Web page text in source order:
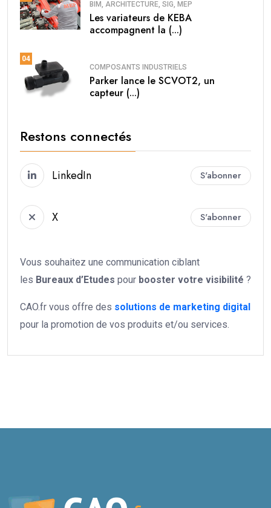
BIM, ARCHITECTURE, SIG, MEP
Les variateurs de KEBA
accompagnent la (...)
04
COMPOSANTS INDUSTRIELS
Parker lance le SCVOT2, un
capteur (...)
Restons connectés
LinkedIn S'abonner
X S'abonner
Vous souhaitez une communication ciblant
les Bureaux d’Etudes pour booster votre visibilité ?
CAO.fr vous offre des solutions de marketing digital
pour la promotion de vos produits et/ou services.